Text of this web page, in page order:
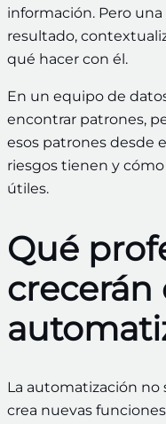
información. Pero
resultado,
qué hacer con él.
En un equipo de
encontrar patrones,
esos patrones desde
riesgos tienen y
útiles.
Qué
crecerán
La automatización no
crea nuevas